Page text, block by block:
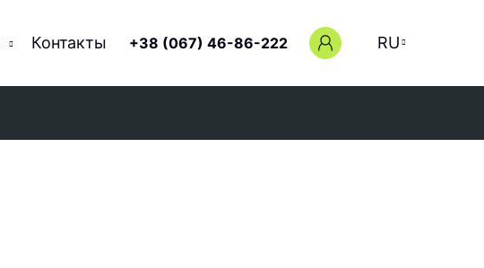
Контакты +38 (067) 46-86-222 RU